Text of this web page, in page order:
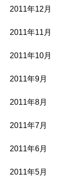
2011年12月
2011年11月
2011年10月
2011年9月
2011年8月
2011年7月
2011年6月
2011年5月